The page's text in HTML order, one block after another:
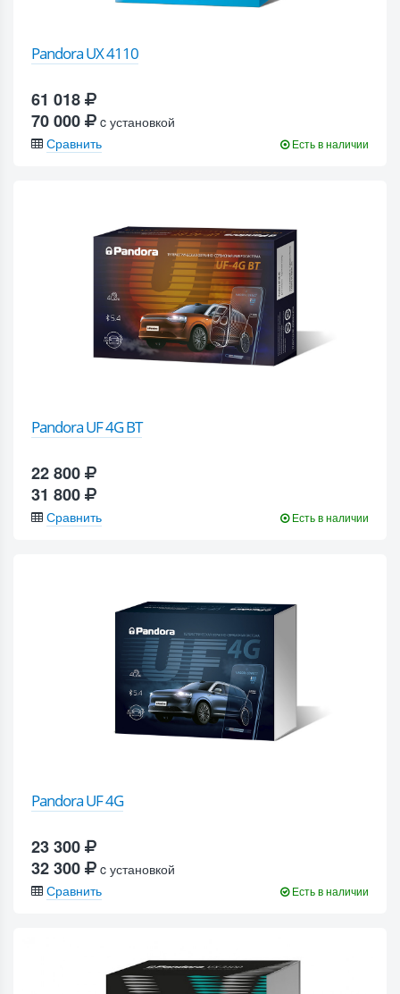
Pandora UX 4110
61 018
70 000
c установкой
Сравнить
Есть в наличии
Pandora UF 4G BT
22 800
31 800
Сравнить Есть в наличии
Pandora UF 4G
23 300
32 300
c установкой
Сравнить
Есть в наличии